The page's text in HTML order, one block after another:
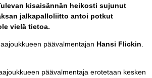
kisaisännän heikosti sujunut
jalkapalloliitto antoi potkut
vielä tietoa.
päävalmentajan Hansi Flickin
päävalmentaja erotetaan kesken